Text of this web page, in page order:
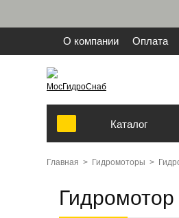
О компании Оплата
МосГидроСнаб
Каталог
Главная > Гидромоторы >